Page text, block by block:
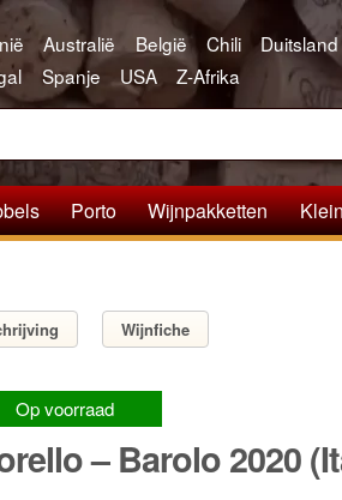
Australië België Chili Duitsland
Spanje USA Z-Afrika
Porto Wijnpakketten
Wijnfiche
Op voorraad
– Barolo 2020